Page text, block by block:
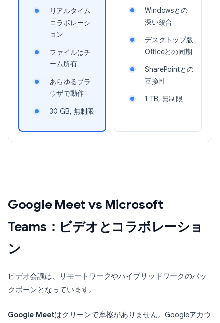
リアルタイム
コラボレーシ
ョン
ファイルはチ
ーム所有
あらゆるブラ
ウザで動作
30 GB, 無制限
Windowsとの
深い統合
デスクトップ版
Officeとの同期
SharePointとの
互換性
1 TB, 無制限
Google Meet vs Microsoft
Teams：ビデオとコラボレーショ
ン
ビデオ会議は、リモートワークやハイブリッドワークのバッ
クボーンとなっています。
Google Meetはクリーンで摩擦がありません。Googleアカウ